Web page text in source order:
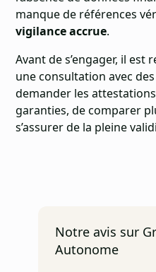
manque de références
vigilance accrue.
Avant de s’engager, il
une consultation avec
demander les
garanties, de comparer
s’assurer de la pleine
Notre avis sur
Autonome